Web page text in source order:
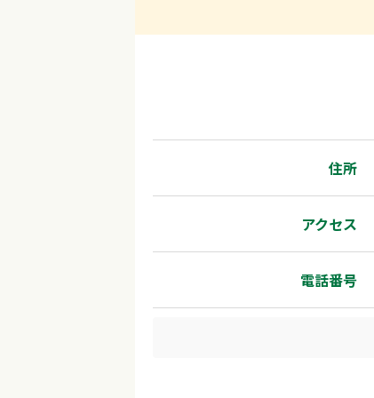
住所
アクセス
電話番号